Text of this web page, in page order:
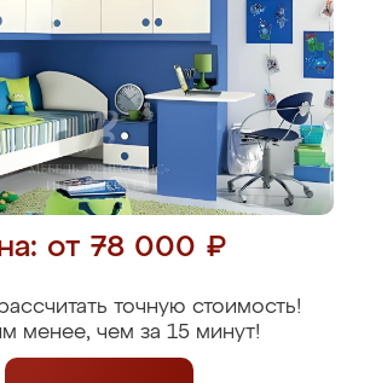
от 78 000 ₽
точную стоимость!
менее, чем за 15 минут!